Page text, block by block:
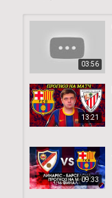
03:56
13:21
09:33